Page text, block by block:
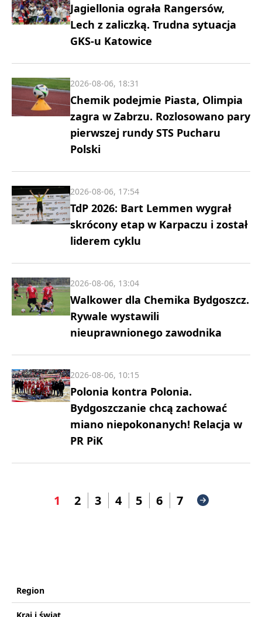
Jagiellonia ograła Rangersów,
Lech z zaliczką. Trudna sytuacja
GKS-u Katowice
Chemik podejmie Piasta, Olimpia
zagra w Zabrzu. Rozlosowano pary
pierwszej rundy STS Pucharu
Polski
2026-08-06, 18:31
TdP 2026: Bart Lemmen wygrał
skrócony etap w Karpaczu i został
liderem cyklu
2026-08-06, 17:54
Walkower dla Chemika Bydgoszcz.
Rywale wystawili
nieuprawnionego zawodnika
2026-08-06, 13:04
Polonia kontra Polonia.
Bydgoszczanie chcą zachować
miano niepokonanych! Relacja w
PR PiK
2026-08-06, 10:15
1 2 3 4 5 6 7
Region